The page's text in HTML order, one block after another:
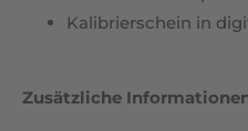
Kalibrierschein in
Zusätzliche